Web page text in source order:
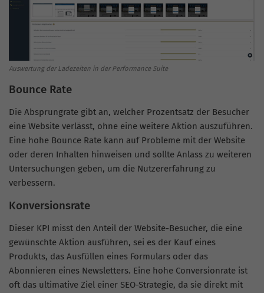
Auswertung der Ladezeiten in der Performance Suite
Bounce Rate
Die Absprungrate gibt an, welcher Prozentsatz der Besucher
eine Website verlässt, ohne eine weitere Aktion auszuführen.
Eine hohe Bounce Rate kann auf Probleme mit der Website
oder deren Inhalten hinweisen und sollte Anlass zu weiteren
Untersuchungen geben, um die Nutzererfahrung zu
verbessern.
Konversionsrate
Dieser KPI misst den Anteil der Website-Besucher, die eine
gewünschte Aktion ausführen, sei es der Kauf eines
Produkts, das Ausfüllen eines Formulars oder das
Abonnieren eines Newsletters. Eine hohe Conversionrate ist
oft das ultimative Ziel einer SEO-Strategie, da sie direkt mit